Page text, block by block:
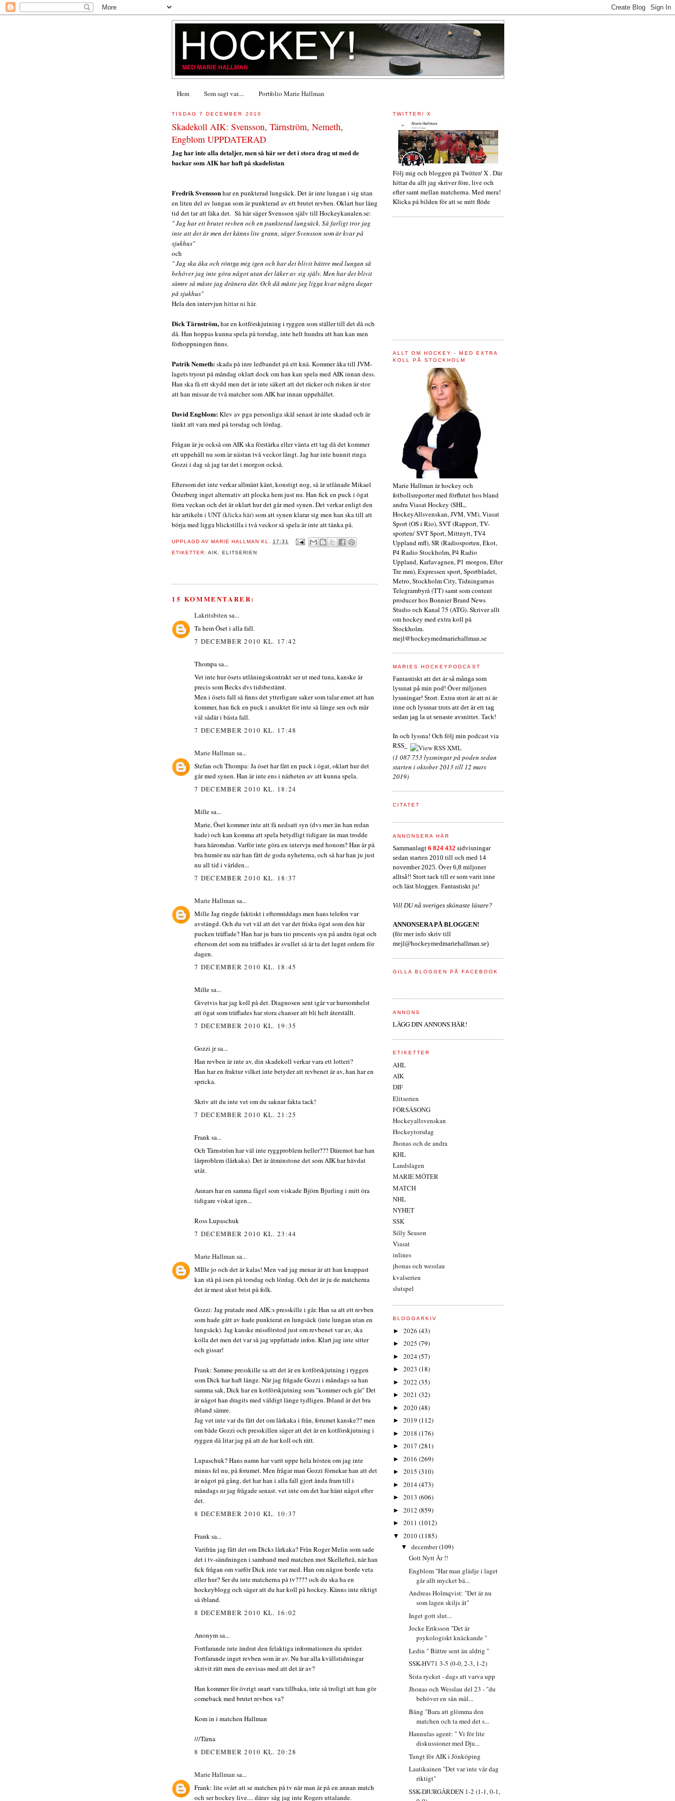
Hem Som sagt var.... Portfolio Marie Hallman
TISDAG 7 DECEMBER 2010
Skadekoll AIK: Svensson, Tärnström, Nemeth,
Engblom UPPDATERAD
Jag har inte alla detaljer, men så här ser det i stora drag ut med de
backar som AIK har haft på skadelistan
Fredrik Svenssonhar en punkterad lungsäck. Det är inte lungan i sig utan
en liten del av lungan som är punkterad av ett brutet revben. Oklart hur lång
tid det tar att läka det. Så här säger Svensson själv till Hockeykanalen.se:
" Jag har ett brutet revben och en punkterad lungsäck. Så farligt tror jag
inte att det är men det känns lite grann, säger Svensson som är kvar på
sjukhus"
och
" Jag ska åka och röntga mig igen och har det blivit bättre med lungan så
behöver jag inte göra något utan det läker av sig själv. Men har det blivit
sämre så måste jag dränera där. Och då måste jag ligga kvar några dagar
på sjukhus"
Hela den intervjun hittar ni här.
Dick Tärnström,har en kotförskjutning i ryggen som ställer till det då och
då. Han hoppas kunna spela på torsdag, inte helt hundra att han kan men
förhoppningen finns.
Patrik Nemeth:skada på inre ledbandet på ett knä. Kommer åka till JVM-
lagets tryout på måndag oklart dock om han kan spela med AIK innan dess.
Han ska få ett skydd men det är inte säkert att det räcker och risken är stor
att han missar de två matcher som AIK har innan uppehållet.
David Engblom:Klev av pga personliga skäl senast är inte skadad och är
tänkt att vara med på torsdag och lördag.
Frågan är ju också om AIK ska förstärka eller vänta ett tag då det kommer
ett uppehåll nu som är nästan två veckor långt. Jag har inte hunnit ringa
Gozzi i dag så jag tar det i morgon också.
Eftersom det inte verkar allmänt känt, konstigt nog, så är utlånade Mikael
Österberg inget alternativ att plocka hem just nu. Han fick en puck i ögat
förra veckan och det är oklart hur det går med synen. Det verkar enligt den
här artikeln i UNT (klicka här)som att synen klarar sig men han ska till att
börja med ligga blickstilla i två veckor så spela är inte att tänka på.
UPPLAGD AVMARIE HALLMAN KL. 17:31
ETIKETTER:AIK ,ELITSERIEN
15 KOMMENTARER:
Lakritsbiten sa...
Ta hem Öset i alla fall.
7 DECEMBER 2010 KL. 17:42
Thompa sa...
Vet inte hur ösets utlåningskontrakt ser ut med tuna, kanske är
precis som Becks dvs tidsbestämt.
Men i ösets fall så finns det ytterligare saker som talar emot att han
kommer, han fick en puck i ansiktet för inte så länge sen och mår
väl sådär i bästa fall.
7 DECEMBER 2010 KL. 17:48
Marie Hallman sa...
Stefan och Thompa: Ja öset har fått en puck i ögat, oklart hur det
går med synen. Han är inte ens i närheten av att kunna spela.
7 DECEMBER 2010 KL. 18:24
Mille sa...
Marie, Öset kommer inte att få nedsatt syn (dvs mer än han redan
hade) och kan komma att spela betydligt tidigare än man trodde
bara häromdan. Varför inte göra en intervju med honom? Han är på
bra humör nu när han fått de goda nyheterna, och så har han ju just
nu all tid i världen...
7 DECEMBER 2010 KL. 18:37
Marie Hallman sa...
Mille Jag ringde faktiskt i eftermiddags men hans telefon var
avstängd. Och du vet väl att det var det friska ögat som den här
pucken träffade? Han har ju bara tio procents syn på andra ögat och
eftersom det som nu träffades är svullet så är ta det lugnt ordern för
dagen.
7 DECEMBER 2010 KL. 18:45
Mille sa...
Givetvis har jag koll på det. Diagnosen sent igår var hursomhelst
att ögat som träffades har stora chanser att bli helt återställt.
7 DECEMBER 2010 KL. 19:35
Gozzi jr sa...
Han revben är inte av, din skadekoll verkar vara ett lotteri?
Han har en fraktur vilket inte betyder att revbenet är av, han har en
spricka.
Skriv att du inte vet om du saknar fakta tack!
7 DECEMBER 2010 KL. 21:25
Frank sa...
Och Tärnström har väl inte ryggproblem heller??? Däremot har han
lårproblem (lårkaka). Det är åtminstone det som AIK har hävdat
utåt.
Annars har en samma fågel som viskade Björn Bjurling i mitt öra
tidigare viskat igen...
Ross Lupaschuk
7 DECEMBER 2010 KL. 23:44
Marie Hallman sa...
MIlle jo och det är kalas! Men vad jag menar är att han knappast
kan stå på isen på torsdag och lördag. Och det är ju de matcherna
det är mest akut brist på folk.
Gozzi: Jag pratade med AIK:s presskille i går. Han sa att ett revben
som hade gått av hade punkterat en lungsäck (inte lungan utan en
lungsäck). Jag kanske missförstod just om revbenet var av, ska
kolla det men det var så jag uppfattade infon. Klart jag inte sitter
och gissar!
Frank: Samme presskille sa att det är en kotförskjutning i ryggen
som Dick har haft länge. När jag frågade Gozzi i måndags sa han
samma sak, Dick har en kotförskjutning som "kommer och går" Det
är något han dragits med väldigt länge tydligen. Ibland är det bra
ibland sämre.
Jag vet inte var du fått det om lårkaka i från, forumet kanske?? men
om både Gozzi och presskillen säger att det är en kotförskjutning i
ryggen då litar jag på att de har koll och rätt.
Lupaschuk? Hans namn har varit uppe hela hösten om jag inte
minns fel nu, på forumet. Men frågar man Gozzi förnekar han att det
är något på gång, det har han i alla fall gjort ända fram till i
måndags nr jag frågade senast. vet inte om det har hänt något efter
det.
8 DECEMBER 2010 KL. 10:37
Frank sa...
Varifrån jag fått det om Dicks lårkaka? Från Roger Melin som sade
det i tv-sändningen i samband med matchen mot Skellefteå, när han
fick frågan om varför Dick inte var med. Han om någon borde veta
eller hur? Ser du inte matcherna på tv???? och du ska ha en
hockeyblogg och säger att du har koll på hockey. Känns inte riktigt
så ibland.
8 DECEMBER 2010 KL. 16:02
Anonym sa...
Fortfarande inte ändrat den felaktiga informationen du sprider.
Fortfarande inget revben som är av. Nu har alla kvällstidningar
skrivit rätt men du envisas med att det är av?
Han kommer för övrigt snart vara tillbaka, inte så troligt att han gör
comeback med brutet revben va?
Kom in i matchen Hallman
///Tärna
8 DECEMBER 2010 KL. 20:28
Marie Hallman sa...
Frank: lite svårt att se matchen på tv när man är på en annan match
och ser hockey live.... därav såg jag inte Rogers uttalande.
TWITTER/ X
Följ mig och bloggen på Twitter/ X . Där
hittar du allt jag skriver före, live och
efter samt mellan matcherna. Med mera!
Klicka på bilden för att se mitt flöde
ALLT OM HOCKEY - MED EXTRA
KOLL PÅ STOCKHOLM
Marie Hallman är hockey och
fotbollsreporter med förflutet hos bland
andra Viasat Hockey (SHL,
HockeyAllsvenskan, JVM, VM), Viasat
Sport (OS i Rio), SVT (Rapport, TV-
sporten/ SVT Sport, Mittnytt, TV4
Uppland mfl), SR (Radiosporten, Ekot,
P4 Radio Stockholm, P4 Radio
Uppland, Karlavagnen, P1 morgon, Efter
Tre mm), Expressen sport, Sportbladet,
Metro, Stockholm City, Tidningarnas
Telegrambyrå (TT) samt som content
producer hos Bonnier Brand News
Studio och Kanal 75 (ATG). Skriver allt
om hockey med extra koll på
Stockholm.
mejl@hockeymedmariehallman.se
MARIES HOCKEYPODCAST
Fantastiskt att det är så många som
lyssnat på min pod! Över miljonen
lyssningar! Stort. Extra stort är att ni är
inne och lyssnar trots att det är ett tag
sedan jag la ut senaste avsnittet. Tack!
In och lyssna! Och följ min podcast via
RSS_
(1 087 753 lyssningar på poden sedan
starten i oktober 2013 till 12 mars
2019)
CITATET
ANNONSERA HÄR
Sammanlagt 6 824 432 sidvisningar
sedan starten 2010 till och med 14
november 2025. Över 6,8 miljoner
alltså!! Stort tack till er som varit inne
och läst bloggen. Fantastiskt ju!
Vill DU nå sveriges skönaste läsare?
ANNONSERA PÅ BLOGGEN!
(för mer info skriv till
mejl@hockeymedmariehallman.se)
GILLA BLOGGEN PÅ FACEBOOK
ANNONS
LÄGG DIN ANNONS HÄR!
ETIKETTER
AHL
AIK
DIF
Elitserien
FÖRSÄSONG
Hockeyallsvenskan
Hockeytorsdag
Jhonas och de andra
KHL
Landslagen
MARIE MÖTER
MATCH
NHL
NYHET
SSK
Silly Season
Viasat
inlines
jhonas och wesslau
kvalserien
slutspel
BLOGGARKIV
► 2026 (43)
► 2025 (79)
► 2024(57)
► 2023 (18)
► 2022 (35)
► 2021 (32)
► 2020(48)
► 2019 (112)
► 2018 (176)
► 2017 (281)
► 2016 (269)
► 2015 (310)
► 2014(473)
► 2013 (606)
► 2012 (859)
► 2011 (1012)
▼ 2010(1185)
▼ december(109)
Gott Nytt År !!
Engblom "Har man glädje i laget
går allt mycket bä...
Andreas Holmqvist: "Det är nu
som lagen skiljs åt"
Inget gott slut...
Jocke Eriksson "Det är
psykologiskt knäckande "
Ledin " Bättre sent än aldrig "
SSK-HV71 3-5 (0-0, 2-3, 1-2)
Sista rycket - dags att varva upp
Jhonas och Wesslau del 23 - "du
behöver en sån mål...
Bång "Bara att glömma den
matchen och ta med det s...
Hannulas agent: " Vi för lite
diskussioner med Dju...
Tungt för AIK i Jönköping
Laatikainen "Det var inte vår dag
riktigt"
SSK-DJURGÅRDEN 1-2 (1-1, 0-1,